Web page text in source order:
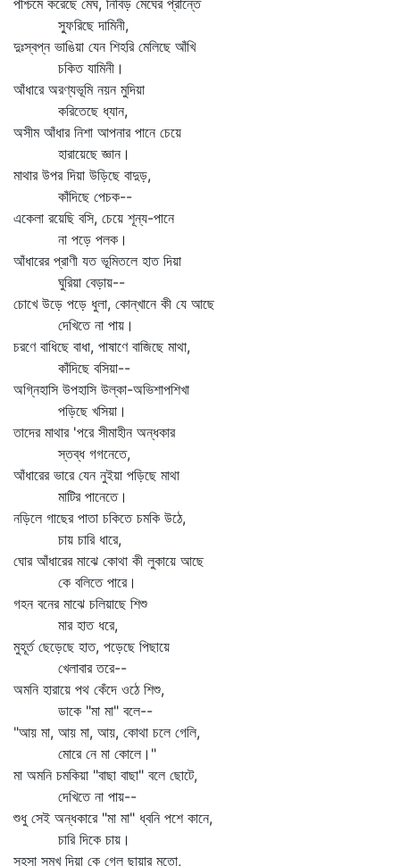
পশ্চিমে করেছে মেঘ, নিবিড় মেঘের প্রান্তে
স্ফুরিছে দামিনী,
দুঃস্বপ্ন ভাঙিয়া যেন শিহরি মেলিছে আঁখি
চকিত যামিনী।
আঁধারে অরণ্যভূমি নয়ন মুদিয়া
করিতেছে ধ্যান,
অসীম আঁধার নিশা আপনার পানে চেয়ে
হারায়েছে জ্ঞান।
মাথার উপর দিয়া উড়িছে বাদুড়,
কাঁদিছে পেচক--
একেলা রয়েছি বসি, চেয়ে শূন্য-পানে
না পড়ে পলক।
আঁধারের প্রাণী যত ভূমিতলে হাত দিয়া
ঘুরিয়া বেড়ায়--
চোখে উড়ে পড়ে ধুলা, কোন্‌খানে কী যে আছে
দেখিতে না পায়।
চরণে বাধিছে বাধা, পাষাণে বাজিছে মাথা,
কাঁদিছে বসিয়া--
অগ্নিহাসি উপহাসি উল্কা-অভিশাপশিখা
পড়িছে খসিয়া।
তাদের মাথার 'পরে সীমাহীন অন্ধকার
স্তব্ধ গগনেতে,
আঁধারের ভারে যেন নুইয়া পড়িছে মাথা
মাটির পানেতে।
নড়িলে গাছের পাতা চকিতে চমকি উঠে,
চায় চারি ধারে,
ঘোর আঁধারের মাঝে কোথা কী লুকায়ে আছে
কে বলিতে পারে।
গহন বনের মাঝে চলিয়াছে শিশু
মার হাত ধরে,
মুহূর্ত ছেড়েছে হাত, পড়েছে পিছায়ে
খেলাবার তরে--
অমনি হারায়ে পথ কেঁদে ওঠে শিশু,
ডাকে "মা মা" বলে--
"আয় মা, আয় মা, আয়, কোথা চলে গেলি,
মোরে নে মা কোলে।"
মা অমনি চমকিয়া "বাছা বাছা" বলে ছোটে,
দেখিতে না পায়--
শুধু সেই অন্ধকারে "মা মা" ধ্বনি পশে কানে,
চারি দিকে চায়।
সহসা সমুখ দিয়া কে গেল ছায়ার মতো,